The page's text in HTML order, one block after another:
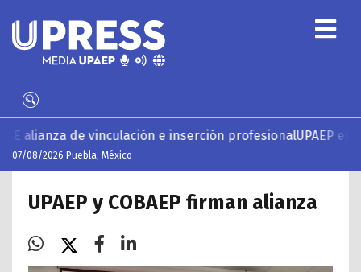
e inserción profesionalUPAEP estrena ‘Volar’,
07/08/2026 Puebla, México
UPAEP y COBAEP firman alianza